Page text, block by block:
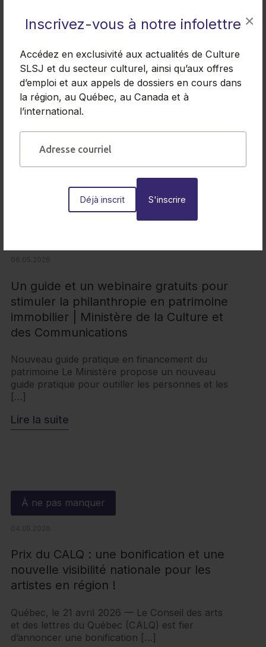
Inscrivez-vous à notre infolettre
Accédez en exclusivité aux actualités de Culture
SLSJ et du secteur culturel, ainsi qu’aux offres
d’emploi et aux appels de dossiers en cours dans
la région, au Québec, au Canada et à
l’international.
Déjà inscrit
×
sorties scolaires, culture et livres à
administrative, Québec fragilise l’accès
des élèves aux arts et à la culture
Montréal, le 11 mai 2026 – Le Front commun
pour les arts, dont fait partie le Réseau Culture
360°, dénonce vivement […]
Lire la suite
Un guide et un webinaire gratuits pour
stimuler la philanthropie en patrimoine
immobilier | Ministère de la Culture et
des Communications
Nouveau guide pratique en financement du
patrimoine Le Ministère propose un nouveau
guide pratique pour outiller les personnes et les
[…]
Lire la suite
À ne pas manquer
Prix du CALQ : une bonification et une
nouvelle visibilité nationale pour les
artistes en région !
Québec, le 21 avril 2026 — Le Conseil des arts
et des lettres du Québec (CALQ) est fier
d’annoncer une bonification […]